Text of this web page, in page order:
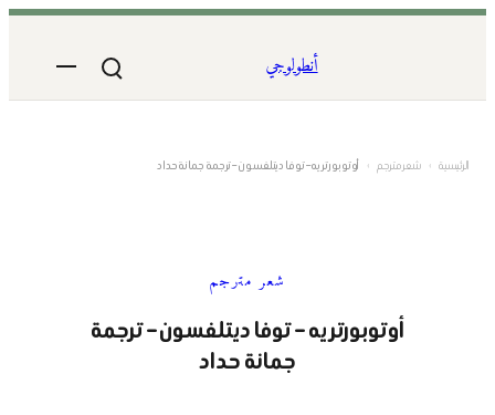
المحتوى
أنطولوجي
الرئيسية › شعر مترجم › أوتوبورتريه – توفا ديتلفسون – ترجمة جمانة حداد
شعر مترجم
أوتوبورتريه – توفا ديتلفسون – ترجمة
جمانة حداد